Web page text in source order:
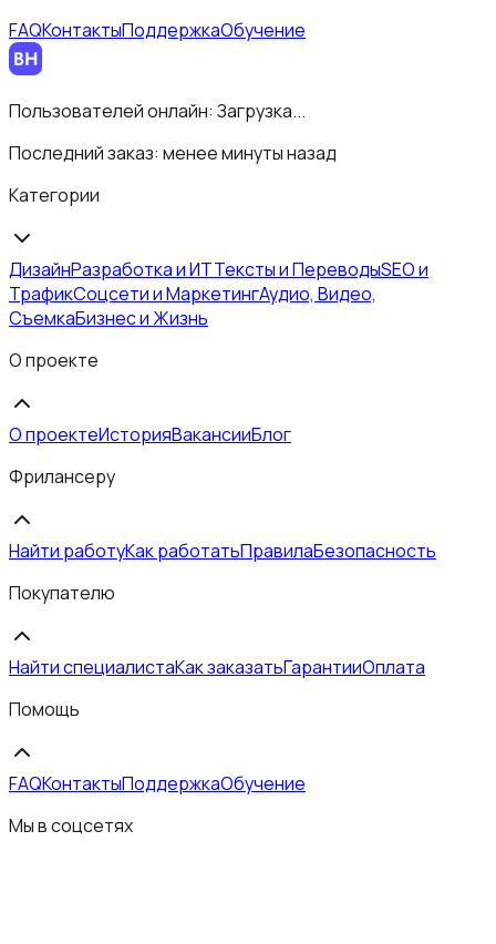
FAQКонтактыПоддержкаОбучение
Пользователей онлайн: Загрузка...
Последний заказ: менее минуты назад
Категории
ДизайнРазработка и ИТТексты и ПереводыSEO и
ТрафикСоцсети и МаркетингАудио, Видео,
СъемкаБизнес и Жизнь
О проекте
О проектеИсторияВакансииБлог
Фрилансеру
Найти работуКак работатьПравилаБезопасность
Покупателю
Найти специалистаКак заказатьГарантииОплата
Помощь
FAQКонтактыПоддержкаОбучение
Мы в соцсетях